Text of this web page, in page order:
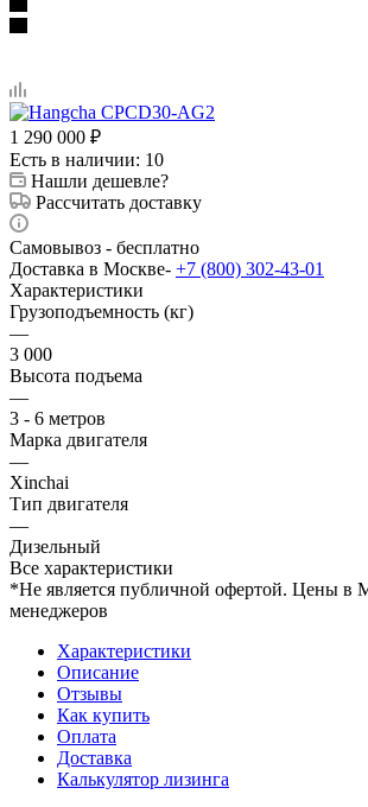
1 290 000 ₽
Есть в наличии: 10
Нашли дешевле?
Рассчитать доставку
Самовывоз - бесплатно
Доставка в Москве- +7 (800) 302-43-01
Характеристики
Грузоподъемность (кг)
—
3 000
Высота подъема
—
3 - 6 метров
Марка двигателя
—
Xinchai
Тип двигателя
—
Дизельный
Все характеристики
*Не является публичной офертой. Цены в
менеджеров
Характеристики
Описание
Отзывы
Как купить
Оплата
Доставка
Калькулятор лизинга